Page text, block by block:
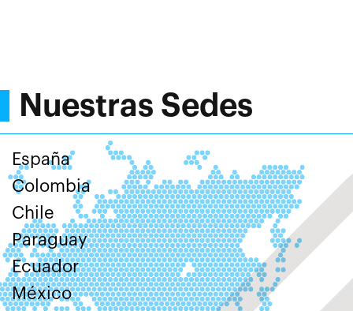
Nuestras Sedes
España
Colombia
Chile
Paraguay
Ecuador
México